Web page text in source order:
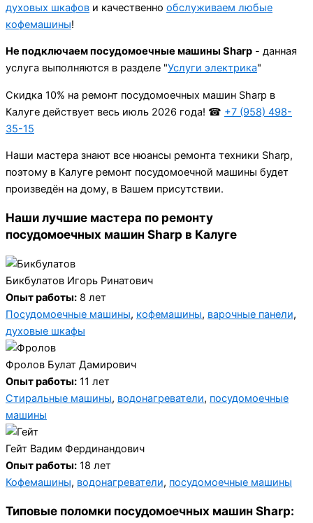
духовых шкафов и качественно обслуживаем любые
кофемашины!
Не подключаем посудомоечные машины Sharp - данная
услуга выполняются в разделе "Услуги электрика"
Cкидка 10% на ремонт посудомоечных машин Sharp в
Калуге действует весь июль 2026 года! ☎ +7 (958) 498-
35-15
Наши мастера знают все нюансы ремонта техники Sharp,
поэтому в Калуге ремонт посудомоечной машины будет
произведён на дому, в Вашем присутствии.
Наши лучшие мастера по ремонту
посудомоечных машин Sharp в Калуге
Бикбулатов Игорь Ринатович
Опыт работы: 8 лет
Посудомоечные машины, кофемашины, варочные панели,
духовые шкафы
Фролов Булат Дамирович
Опыт работы: 11 лет
Стиральные машины, водонагреватели, посудомоечные
машины
Гейт Вадим Фердинандович
Опыт работы: 18 лет
Кофемашины, водонагреватели, посудомоечные машины
Типовые поломки посудомоечных машин Sharp: